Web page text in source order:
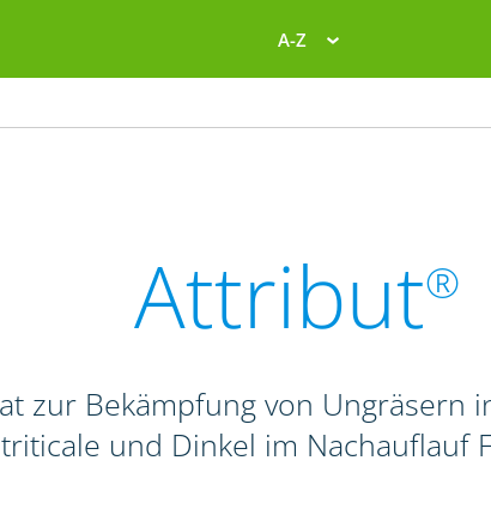
A-Z
Attribut®
zur Bekämpfung von Ungräsern
triticale und Dinkel im Nachauflauf